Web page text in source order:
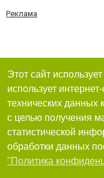
Реклама
Этот сайт
использует
технических данных
с целью получения
статистической
обработки данных
"Политика